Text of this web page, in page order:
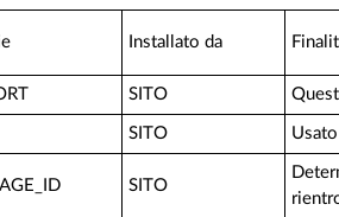
Installato da
SITO
SITO
SITO